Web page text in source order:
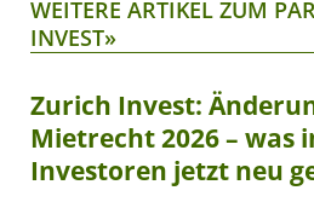
WEITERE ARTIKEL ZUM
INVEST»
Zurich Invest:
Mietrecht 2026 – was
Investoren jetzt neu